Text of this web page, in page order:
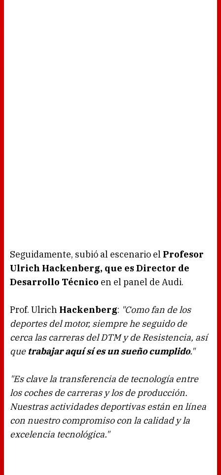
Seguidamente, subió al escenario el Profesor
Ulrich Hackenberg, que es Director de
Desarrollo Técnico en el panel de Audi.
Prof. Ulrich Hackenberg: "Como fan de los
deportes del motor, siempre he seguido de
cerca las carreras del DTM y de Resistencia, así
que trabajar aquí sí es un sueño cumplido."
"Es clave la transferencia de tecnología entre
los coches de carreras y los de producción.
Nuestras actividades deportivas están en línea
con nuestro compromiso con la calidad y la
excelencia tecnológica."